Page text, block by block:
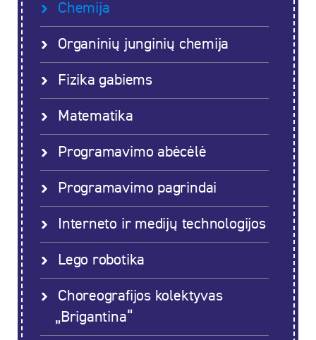
Chemija
Organinių junginių chemija
Fizika gabiems
Matematika
Programavimo abėcėlė
Programavimo pagrindai
Interneto ir medijų technologijos
Lego robotika
Choreografijos kolektyvas
„Brigantina“